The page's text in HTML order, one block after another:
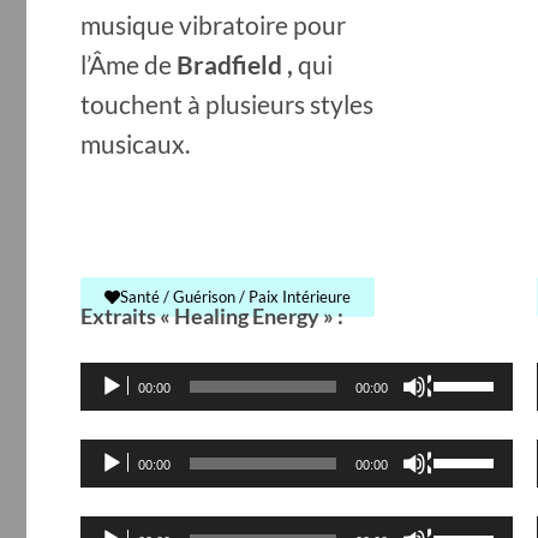
musique vibratoire pour
l’Âme de Bradfield , qui
touchent à plusieurs styles
musicaux.
Santé / Guérison / Paix Intérieure
Extraits « Healing Energy » :
Lecteur
audio
00:00 00:00
Utilisez
les
haut/bas
pour
Lecteur
audio
00:00 00:00
Utilisez
les
Lecteur
Utilisez